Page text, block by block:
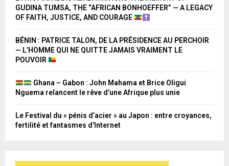
GUDINA TUMSA, THE “AFRICAN BONHOEFFER” — A LEGACY
OF FAITH, JUSTICE, AND COURAGE
BÉNIN : PATRICE TALON, DE LA PRÉSIDENCE AU PERCHOIR
— L’HOMME QUI NE QUITTE JAMAIS VRAIMENT LE
POUVOIR
Ghana – Gabon : John Mahama et Brice Oligui
Nguema relancent le rêve d’une Afrique plus unie
Le Festival du « pénis d’acier » au Japon : entre croyances,
fertilité et fantasmes d’Internet